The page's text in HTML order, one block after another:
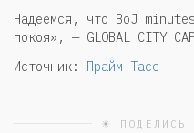
Надеемся, что BoJ
покоя», — GLOBAL CITY
Источник:
Прайм-Тасс
☀